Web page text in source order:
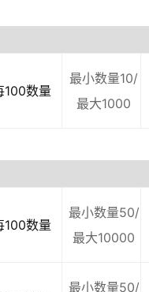
数量
最小数量10/
最大1000
数量
最小数量50/
最大10000
最小数量50/